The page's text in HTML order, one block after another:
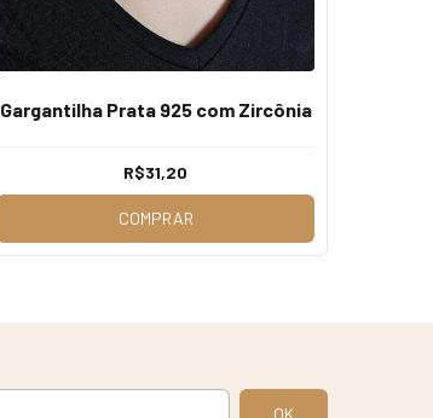
Gargantilha Prata 925 com Zircônia
R$31,20
COMPRAR